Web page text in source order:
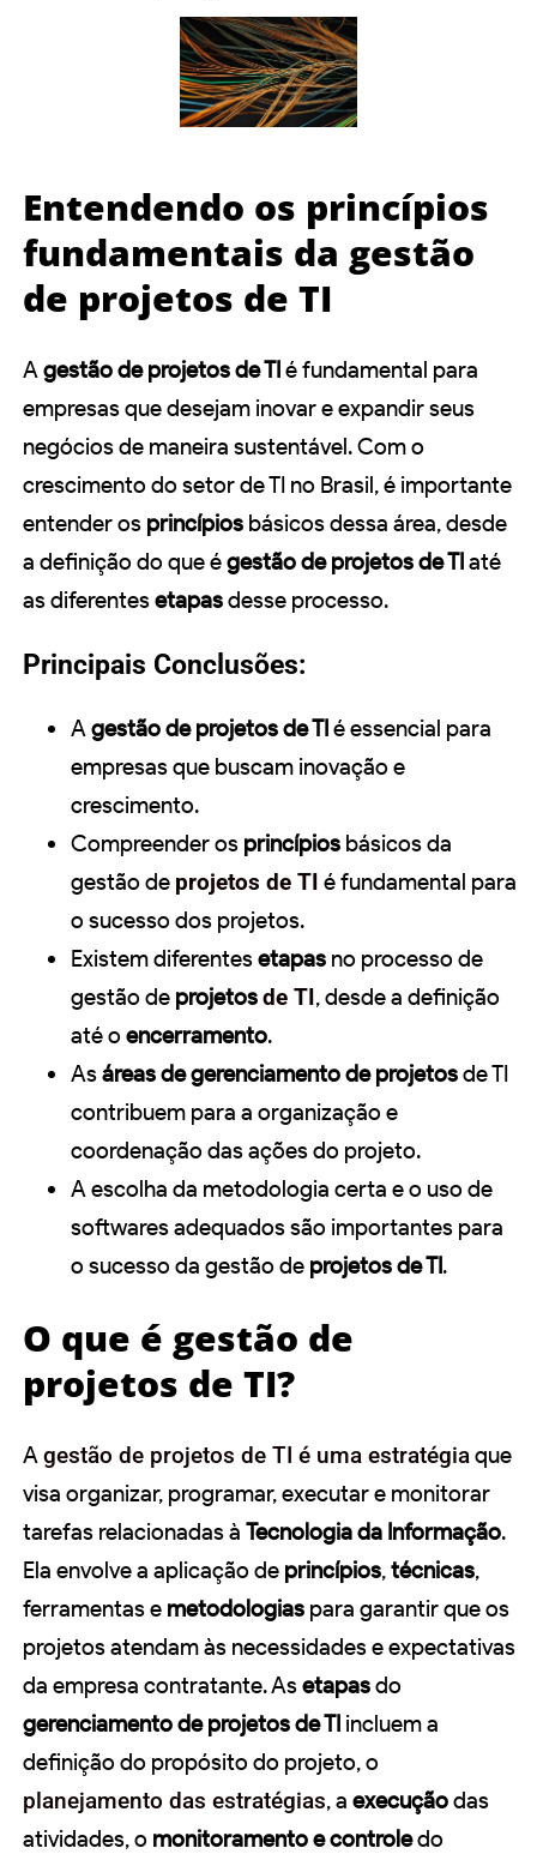
Entendendo os princípios
fundamentais da gestão
de projetos de TI
Agestão de projetos de TIé fundamental para
empresas que desejam inovar e expandir seus
negócios de maneira sustentável. Com o
crescimento do setor de TI no Brasil, é importante
entender os princípios básicos dessa área, desde
a definição do que égestão de projetos de TIaté
as diferentesetapasdesse processo.
Principais Conclusões:
Agestão de projetos de TIé essencial para
empresas que buscam inovação e
crescimento.
Compreender os princípios básicos da
gestão de projetos de TI é fundamental para
o sucesso dos projetos.
Existem diferentesetapas no processo de
gestão de projetosde TI, desde a definição
até o encerramento.
Asáreas de gerenciamento de projetosde TI
contribuem para a organização e
coordenação das ações do projeto.
A escolha da metodologia certa e o uso de
softwares adequados são importantes para
o sucesso da gestão de projetos de TI.
O que é gestão de
projetos de TI?
A gestão de projetos de TI é uma estratégiaque
visa organizar, programar, executar e monitorar
tarefas relacionadas à Tecnologia da Informação.
Ela envolve a aplicação de princípios,técnicas,
ferramentas e metodologias para garantir que os
projetos atendam às necessidades e expectativas
da empresa contratante. Asetapasdo
gerenciamento de projetos de TI incluem a
definição do propósito do projeto, o
planejamento das estratégias, a execuçãodas
atividades, o monitoramento e controledo